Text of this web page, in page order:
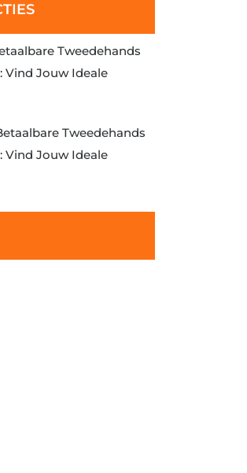
Tweedehands
Vind Jouw Ideale
Tweedehands
Vind Jouw Ideale